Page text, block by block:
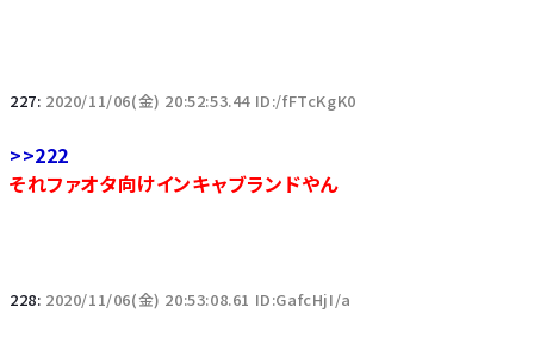
227: 2020/11/06(金) 20:52:53.44 ID:/fFTcKgK0
>>222
それファオタ向けインキャブランドやん
228: 2020/11/06(金) 20:53:08.61 ID:GafcHjI/a